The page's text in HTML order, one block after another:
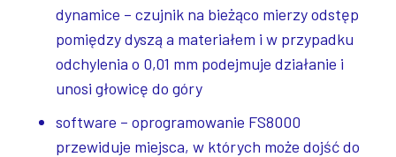
dynamice – czujnik na bieżąco mierzy odstęp
pomiędzy dyszą a materiałem i w przypadku
odchylenia o 0,01 mm podejmuje działanie i
unosi głowicę do góry
software – oprogramowanie FS8000
przewiduje miejsca, w których może dojść do